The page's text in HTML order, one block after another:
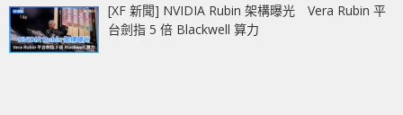
[XF 新聞] NVIDIA Rubin 架構曝光 Vera Rubin 平
台劍指 5 倍 Blackwell 算力